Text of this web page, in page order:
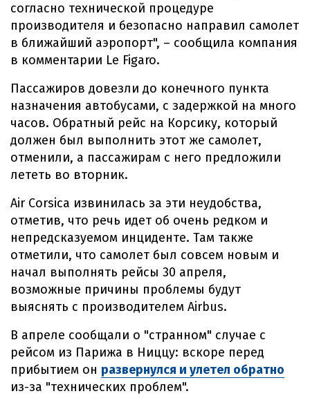
согласно технической процедуре
производителя и безопасно направил самолет
в ближайший аэропорт", – сообщила компания
в комментарии Le Figaro.
Пассажиров довезли до конечного пункта
назначения автобусами, с задержкой на много
часов. Обратный рейс на Корсику, который
должен был выполнить этот же самолет,
отменили, а пассажирам с него предложили
лететь во вторник.
Air Corsica извинилась за эти неудобства,
отметив, что речь идет об очень редком и
непредсказуемом инциденте. Там также
отметили, что самолет был совсем новым и
начал выполнять рейсы 30 апреля,
возможные причины проблемы будут
выяснять с производителем Airbus.
В апреле сообщали о "странном" случае с
рейсом из Парижа в Ниццу: вскоре перед
прибытием он развернулся и улетел обратно
из-за "технических проблем".